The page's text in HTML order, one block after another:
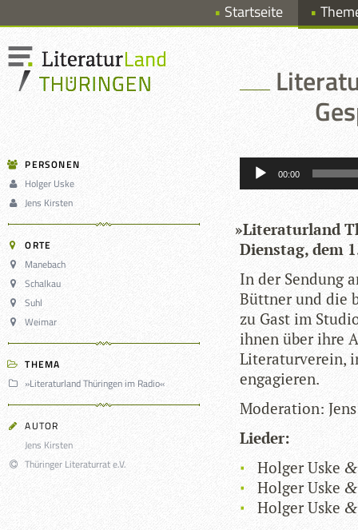
Startseite
PERSONEN
Holger Uske
Jens Kirsten
ORTE
Manebach
Schalkau
Suhl
Weimar
THEMA
»Literaturland Thüringen im Radio«
AUTOR
Jens Kirsten
Thüringer Literaturrat e.V.
Audio-
Player 00:00
»Lite­ra­tur­land
Diens­tag, dem
In der Sen­dung
Bütt­ner und die
zu Gast im
ihnen über ihre
Lite­ra­tur­ver­ein,
engagieren.
Mode­ra­tion:
Lie­der:
Hol­ger Uske&
Hol­ger Uske &
Hol­ger Uske &